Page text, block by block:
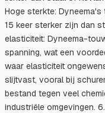
Hoge sterkte:
15 keer sterker zijn dan
elasticiteit: Dyneema-
spanning, wat een
waar elasticiteit
slijtvast, vooral bij
bestand tegen veel
industriële omgevingen.